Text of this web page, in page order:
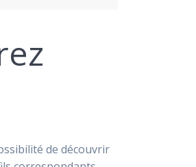
de découvrir